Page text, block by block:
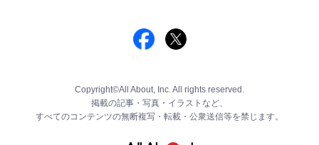
Copyright©All About, Inc. All rights reserved.
掲載の記事・写真・イラストなど、
すべてのコンテンツの無断複写・転載・公衆送信等を禁じます。